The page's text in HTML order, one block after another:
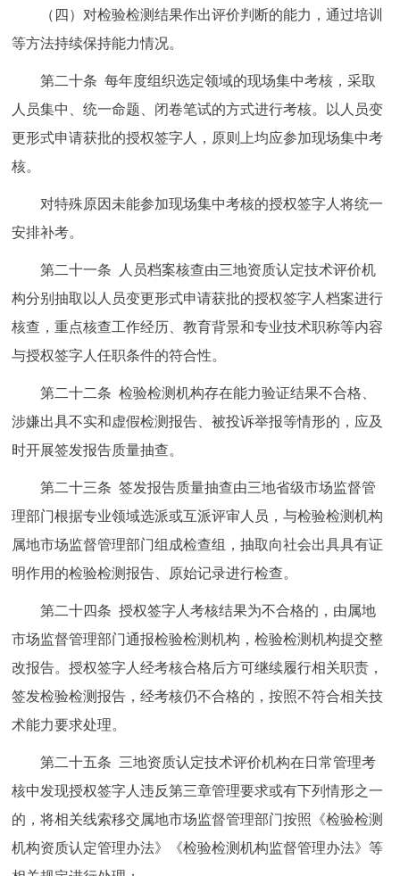
（四）对检验检测结果作出评价判断的能力，通过培训
等方法持续保持能力情况。
第二十条 每年度组织选定领域的现场集中考核，采取
人员集中、统一命题、闭卷笔试的方式进行考核。以人员变
更形式申请获批的授权签字人，原则上均应参加现场集中考
核。
对特殊原因未能参加现场集中考核的授权签字人将统一
安排补考。
第二十一条 人员档案核查由三地资质认定技术评价机
构分别抽取以人员变更形式申请获批的授权签字人档案进行
核查，重点核查工作经历、教育背景和专业技术职称等内容
与授权签字人任职条件的符合性。
第二十二条 检验检测机构存在能力验证结果不合格、
涉嫌出具不实和虚假检测报告、被投诉举报等情形的，应及
时开展签发报告质量抽查。
第二十三条 签发报告质量抽查由三地省级市场监督管
理部门根据专业领域选派或互派评审人员，与检验检测机构
属地市场监督管理部门组成检查组，抽取向社会出具具有证
明作用的检验检测报告、原始记录进行检查。
第二十四条 授权签字人考核结果为不合格的，由属地
市场监督管理部门通报检验检测机构，检验检测机构提交整
改报告。授权签字人经考核合格后方可继续履行相关职责，
签发检验检测报告，经考核仍不合格的，按照不符合相关技
术能力要求处理。
第二十五条 三地资质认定技术评价机构在日常管理考
核中发现授权签字人违反第三章管理要求或有下列情形之一
的，将相关线索移交属地市场监督管理部门按照《检验检测
机构资质认定管理办法》《检验检测机构监督管理办法》等